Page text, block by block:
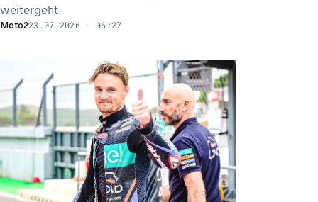
weitergeht.
Moto223.07.2026 - 06:27